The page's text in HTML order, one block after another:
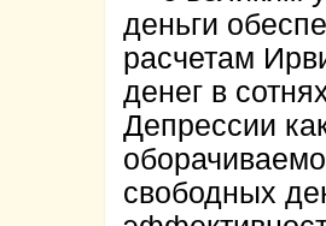
деньги
расчетам
денег в
Депрессии
свободных